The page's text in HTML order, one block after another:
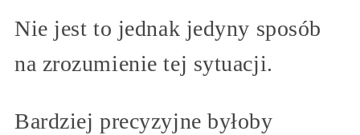
Nie jest to jednak jedyny sposób
na zrozumienie tej sytuacji.
Bardziej precyzyjne byłoby